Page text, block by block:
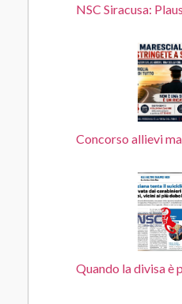
NSC Siracusa:
Concorso allievi
Quando la divisa è